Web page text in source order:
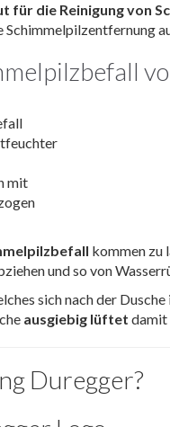
für die Reinigung von
Schimmelpilzentfernung
mit
kommen zu
und so von
sich nach der
ausgiebig lüftet damit
Duregger?